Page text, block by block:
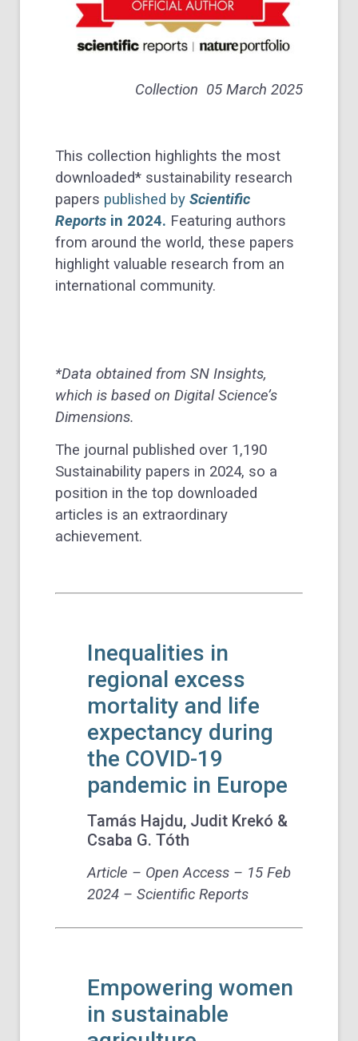
Collection 05 March 2025
This collection highlights the most
downloaded* sustainability research
papers published by Scientific
Reports in 2024. Featuring authors
from around the world, these papers
highlight valuable research from an
international community.
*Data obtained from SN Insights,
which is based on Digital Science’s
Dimensions.
The journal published over 1,190
Sustainability papers in 2024, so a
position in the top downloaded
articles is an extraordinary
achievement.
Inequalities in
regional excess
mortality and life
expectancy during
the COVID-19
pandemic in Europe
Tamás Hajdu, Judit Krekó &
Csaba G. Tóth
Article – Open Access – 15 Feb
2024 – Scientific Reports
Empowering women
in sustainable